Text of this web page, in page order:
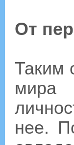
От
Таким
мира
нее.